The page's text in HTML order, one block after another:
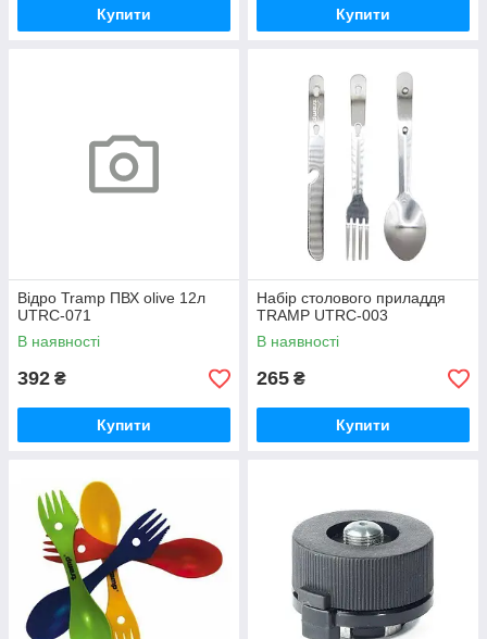
Купити Купити
Відро Tramp ПВХ olive 12л
UTRC-071
В наявності
392 ₴
Купити
Набір столового приладдя
TRAMP UTRC-003
В наявності
265 ₴
Купити